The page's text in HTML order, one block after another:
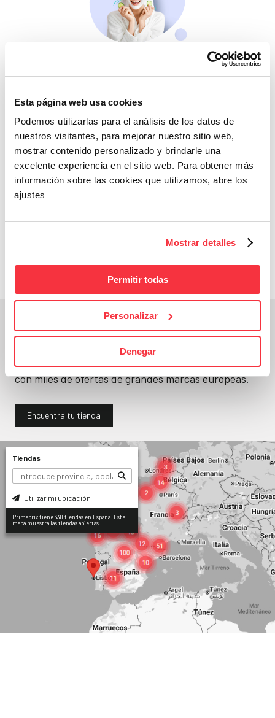
Esta página web usa cookies
Podemos utilizarlas para el análisis de los datos de
nuestros visitantes, para mejorar nuestro sitio web,
mostrar contenido personalizado y brindarle una
excelente experiencia en el sitio web. Para obtener más
información sobre las cookies que utilizamos, abre los
ajustes
Mostrar detalles
Permitir todas
Personalizar
Denegar
En un segundo, la encuentras.
tiendas. Seguro que
encuentras una (o varias) muy cerca. Ya tienes330
con miles de ofertas de grandes marcas europeas.
Encuentra tu tienda
Tiendas
Utilizar mi ubicación
Primaprix tiene 330 tiendas en España. Este
mapa muestra las tiendas abiertas.